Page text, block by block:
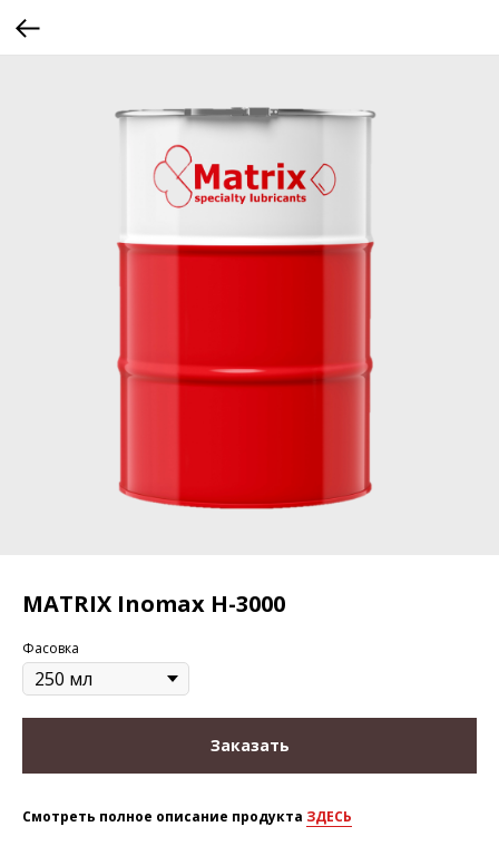
MATRIX Inomax H-3000
Фасовка
Заказать
Смотреть полное описание продукта ЗДЕСЬ